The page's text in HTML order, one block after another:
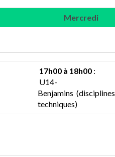
Mercredi
17h00 à 18h00 :
U14-
Benjamins (disciplines
techniques)